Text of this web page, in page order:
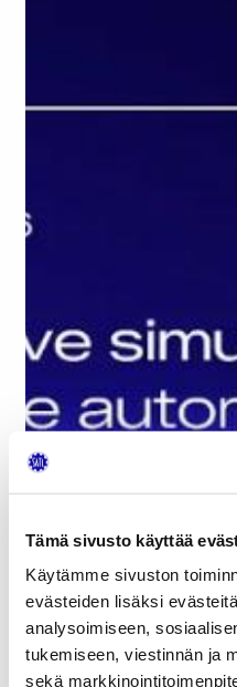
Tämä sivusto käyttää
Käytämme sivuston
evästeiden lisäksi
analysoimiseen,
tukemiseen, viestinnän ja
sekä